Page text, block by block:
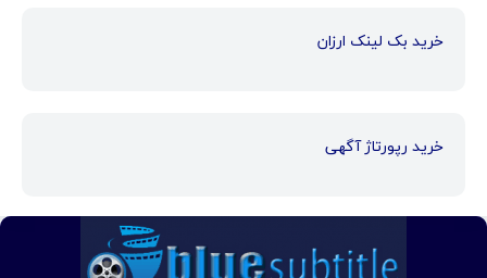
خرید بک لینک ارزان
خرید رپورتاژ آگهی